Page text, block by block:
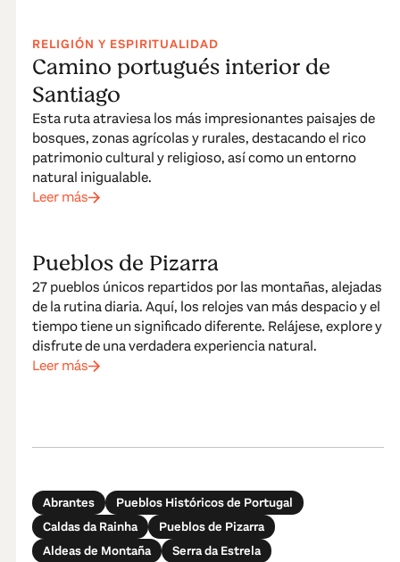
RELIGIÓN Y ESPIRITUALIDAD
Camino portugués interior de
Santiago
Esta ruta atraviesa los más impresionantes paisajes de
bosques, zonas agrícolas y rurales, destacando el rico
patrimonio cultural y religioso, así como un entorno
natural inigualable.
Leer más
Pueblos de Pizarra
27 pueblos únicos repartidos por las montañas, alejadas
de la rutina diaria. Aquí, los relojes van más despacio y el
tiempo tiene un significado diferente. Relájese, explore y
disfrute de una verdadera experiencia natural.
Leer más
Abrantes
Pueblos Históricos de Portugal
Caldas da Rainha
Pueblos de Pizarra
Aldeas de Montaña
Serra da Estrela